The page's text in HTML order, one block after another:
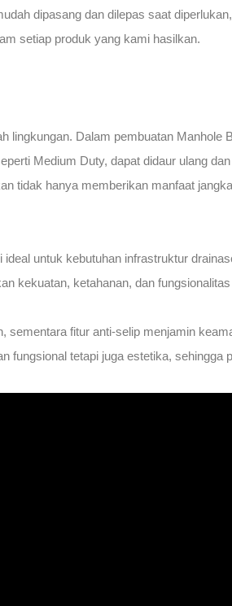
dipasang dan dilepas saat
setiap produk yang kami hasilkan.
Dalam pembuatan
Medium Duty, dapat didaur ulang
tidak hanya memberikan manfaat
untuk kebutuhan infrastruktur
kekuatan, ketahanan, dan
fitur anti-selip menjamin
tetapi juga estetika,